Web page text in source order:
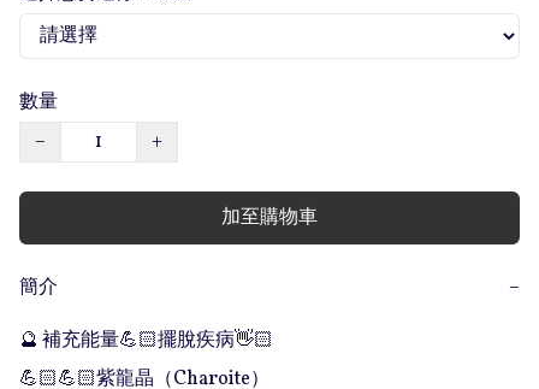
數量
−
+
加至購物車
簡介
−
🔮 補充能量💪🏻擺脫疾病👋🏻
💪🏻💪🏻紫龍晶（Charoite）